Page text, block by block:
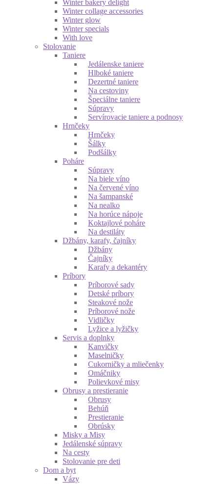
Winter bakery delight
Winter collage accessories
Winter glow
Winter specials
With love
Stolovanie
Taniere
Jedálenske taniere
Hlboké taniere
Dezertné taniere
Na cestoviny
Špeciálne taniere
Súpravy
Servírovacie taniere a podnosy
Hrnčeky
Hrnčeky
Šálky
Podšálky
Poháre
Súpravy
Na biele víno
Na červené víno
Na šampanské
Na nealko
Na horúce nápoje
Koktajlové poháre
Na destiláty
Džbány, karafy, čajníky
Džbány
Čajníky
Karafy a dekantéry
Príbory
Príborové sady
Detské príbory
Steakové nože
Príborové nože
Vidličky
Lyžice a lyžičky
Servis a doplnky
Kanvičky
Maselničky
Cukorničky a mliečenky
Omáčniky
Polievkové misy
Obrusy a prestieranie
Obrusy
Behúň
Prestieranie
Obrúsky
Misky a Misy
Jedálenské súpravy
Na cesty
Stolovanie pre deti
Dom a byt
Vázy